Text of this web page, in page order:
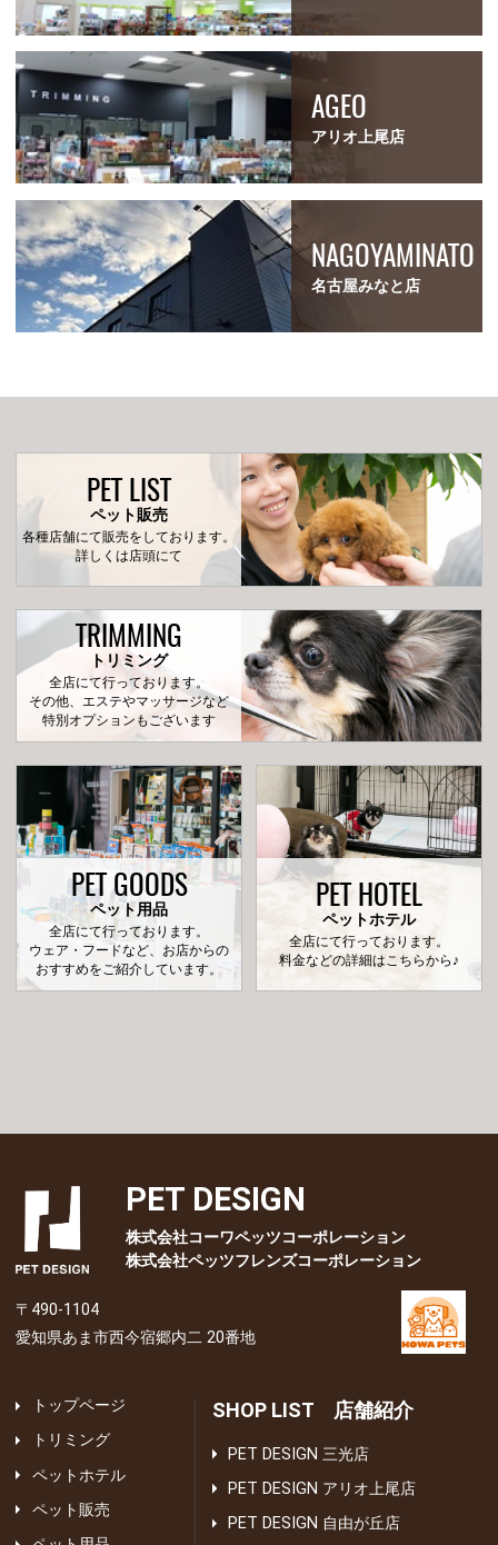
AGEO
アリオ上尾店
NAGOYAMINATO
名古屋みなと店
PET LIST
ペット販売
各種店舗にて販売をしております。
詳しくは店頭にて
TRIMMING
トリミング
全店にて行っております。
その他、エステやマッサージなど
特別オプションもございます
PET GOODS
ペット用品
全店にて行っております。
ウェア・フードなど、お店からの
おすすめをご紹介しています。
PET HOTEL
ペットホテル
全店にて行っております。
料金などの詳細はこちらから♪
PET DESIGN
株式会社コーワペッツコーポレーション
株式会社ペッツフレンズコーポレーション
〒490-1104
愛知県あま市西今宿郷内二 20番地
トップページ
トリミング
ペットホテル
ペット販売
SHOP LIST 店舗紹介
PET DESIGN 三光店
PET DESIGN アリオ上尾店
PET DESIGN 自由が丘店